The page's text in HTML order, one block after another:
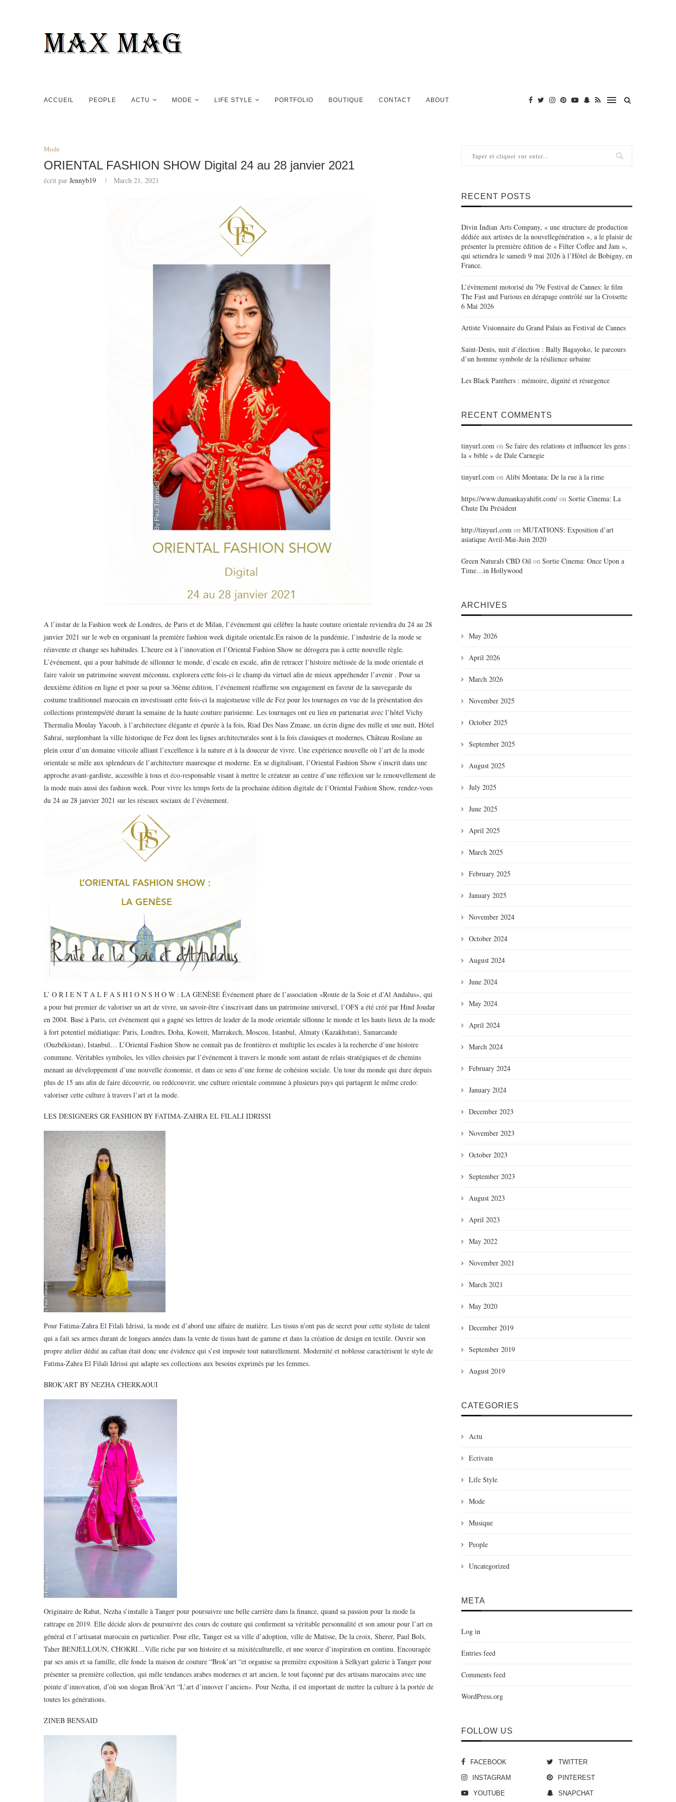
ACCUEIL PEOPLE ACTU MODE LIFE STYLE PORTFOLIO BOUTIQUE CONTACT ABOUT
Mode
ORIENTAL FASHION SHOW Digital 24 au 28 janvier 2021
écrit par Jennyb19 March 21, 2021
A l’instar de la Fashion week de Londres, de Paris et de Milan, l’événement qui célèbre la haute couture orientale reviendra du 24 au 28
janvier 2021 sur le web en organisant la première fashion week digitale orientale.En raison de la pandémie, l’industrie de la mode se
réinvente et change ses habitudes. L’heure est à l’innovation et l’Oriental Fashion Show ne dérogera pas à cette nouvelle règle.
L’événement, qui a pour habitude de sillonner le monde, d’escale en escale, afin de retracer l’histoire métissée de la mode orientale et
faire valoir un patrimoine souvent méconnu, explorera cette fois-ci le champ du virtuel afin de mieux appréhender l’avenir . Pour sa
deuxième édition en ligne et pour sa pour sa 36ème édition, l’événement réaffirme son engagement en faveur de la sauvegarde du
costume traditionnel marocain en investissant cette fois-ci la majestueuse ville de Fez pour les tournages en vue de la présentation des
collections printemps/été durant la semaine de la haute couture parisienne. Les tournages ont eu lieu en partenariat avec l’hôtel Vichy
Thermalia Moulay Yacoub, à l’architecture élégante et épurée à la fois, Riad Des Nass Zmane, un écrin digne des mille et une nuit, Hôtel
Sahrai, surplombant la ville historique de Fez dont les lignes architecturales sont à la fois classiques et modernes, Château Roslane au
plein cœur d’un domaine viticole alliant l’excellence à la nature et à la douceur de vivre. Une expérience nouvelle où l’art de la mode
orientale se mêle aux splendeurs de l’architecture mauresque et moderne. En se digitalisant, l’Oriental Fashion Show s’inscrit dans une
approche avant-gardiste, accessible à tous et éco-responsable visant à mettre le créateur au centre d’une réflexion sur le renouvellement de
la mode mais aussi des fashion week. Pour vivre les temps forts de la prochaine édition digitale de l’Oriental Fashion Show, rendez-vous
du 24 au 28 janvier 2021 sur les réseaux sociaux de l’événement.
L’ O R I E N T A L F A S H I O N S H O W : LA GENÈSE Événement phare de l’association «Route de la Soie et d’Al Andalus», qui
a pour but premier de valoriser un art de vivre, un savoir-être s’inscrivant dans un patrimoine universel, l’OFS a été créé par Hind Joudar
en 2004. Basé à Paris, cet événement qui a gagné ses lettres de leader de la mode orientale sillonne le monde et les hauts lieux de la mode
à fort potentiel médiatique: Paris, Londres, Doha, Koweit, Marrakech, Moscou, Istanbul, Almaty (Kazakhstan), Samarcande
(Ouzbékistan), Istanbul… L’Oriental Fashion Show ne connaît pas de frontières et multiplie les escales à la recherche d’une histoire
commune. Véritables symboles, les villes choisies par l’événement à travers le monde sont autant de relais stratégiques et de chemins
menant au développement d’une nouvelle économie, et dans ce sens d’une forme de cohésion sociale. Un tour du monde qui dure depuis
plus de 15 ans afin de faire découvrir, ou redécouvrir, une culture orientale commune à plusieurs pays qui partagent le même credo:
valoriser cette culture à travers l’art et la mode.
LES DESIGNERS GR FASHION BY FATIMA-ZAHRA EL FILALI IDRISSI
Pour Fatima-Zahra El Filali Idrissi, la mode est d’abord une affaire de matière. Les tissus n’ont pas de secret pour cette styliste de talent
qui a fait ses armes durant de longues années dans la vente de tissus haut de gamme et dans la création de design en textile. Ouvrir son
propre atelier dédié au caftan était donc une évidence qui s’est imposée tout naturellement. Modernité et noblesse caractérisent le style de
Fatima-Zahra El Filali Idrissi qui adapte ses collections aux besoins exprimés par les femmes.
BROK’ART BY NEZHA CHERKAOUI
Originaire de Rabat, Nezha s’installe à Tanger pour poursuivre une belle carrière dans la finance, quand sa passion pour la mode la
rattrape en 2019. Elle décide alors de poursuivre des cours de couture qui confirment sa véritable personnalité et son amour pour l’art en
général et l’artisanat marocain en particulier. Pour elle, Tanger est sa ville d’adoption, ville de Matisse, De la croix, Sherer, Paul Bols,
Taher BENJELLOUN, CHOKRI…Ville riche par son histoire et sa mixitéculturelle, et une source d’inspiration en continu. Encouragée
par ses amis et sa famille, elle fonde la maison de couture “Brok’art “et organise sa première exposition à Selkyart galerie à Tanger pour
présenter sa première collection, qui mêle tendances arabes modernes et art ancien, le tout façonné par des artisans marocains avec une
pointe d’innovation, d’où son slogan Brok’Art “L’art d’innover l’ancien». Pour Nezha, il est important de mettre la culture à la portée de
toutes les générations.
ZINEB BENSAID
RECENT POSTS
Divin Indian Arts Company, « une structure de production
dédiée aux artistes de la nouvellegénération », a le plaisir de
présenter la première édition de « Filter Coffee and Jam »,
qui setiendra le samedi 9 mai 2026 à l’Hôtel de Bobigny, en
France.
L’évènement motorisé du 79e Festival de Cannes: le film
The Fast and Furious en dérapage contrôlé sur la Croisette
6 Mai 2026
Artiste Visionnaire du Grand Palais au Festival de Cannes
Saint-Denis, nuit d’élection : Bally Bagayoko, le parcours
d’un homme symbole de la résilience urbaine
Les Black Panthers : mémoire, dignité et résurgence
RECENT COMMENTS
tinyurl.com on Se faire des relations et influencer les gens :
la « bible » de Dale Carnegie
tinyurl.com on Alibi Montana: De la rue à la rime
https://www.dumankayahifit.com/ on Sortie Cinema: La
Chute Du Président
http://tinyurl.com on MUTATIONS: Exposition d’art
asiatique Avril-Mai-Juin 2020
Green Naturals CBD Oil on Sortie Cinema: Once Upon a
Time…in Hollywood
ARCHIVES
May 2026
April 2026
March 2026
November 2025
October 2025
September 2025
August 2025
July 2025
June 2025
April 2025
March 2025
February 2025
January 2025
November 2024
October 2024
August 2024
June 2024
May 2024
April 2024
March 2024
February 2024
January 2024
December 2023
November 2023
October 2023
September 2023
August 2023
April 2023
May 2022
November 2021
March 2021
May 2020
December 2019
September 2019
August 2019
CATEGORIES
Actu
Ecrivain
Life Style
Mode
Musique
People
Uncategorized
META
Log in
Entries feed
Comments feed
WordPress.org
FOLLOW US
FACEBOOK TWITTER
INSTAGRAM PINTEREST
YOUTUBE SNAPCHAT